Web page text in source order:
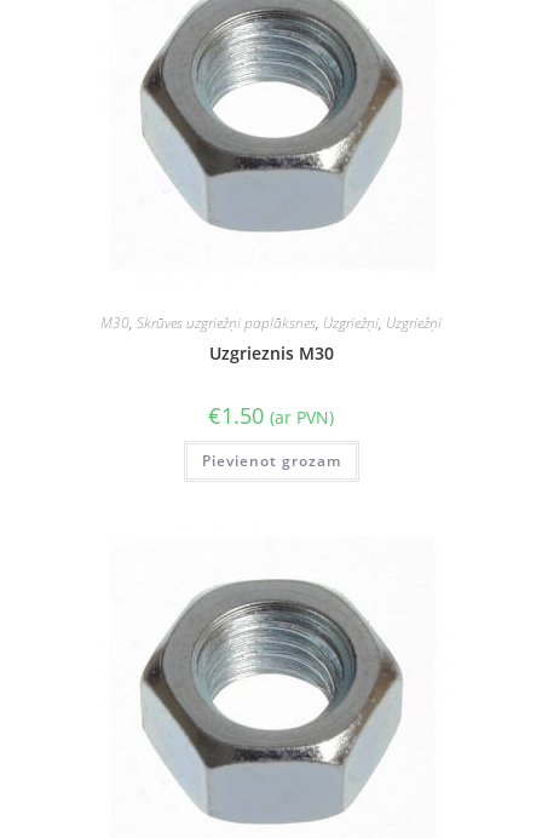
M30, Skrūves uzgriežņi paplāksnes, Uzgriežņi, Uzgriežņi
Uzgrieznis M30
€1.50 (ar PVN)
Pievienot grozam